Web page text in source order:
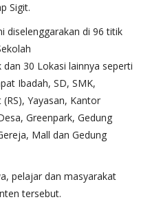
Sigit.
diselenggarakan di 96 titik
30 Lokasi lainnya seperti
Ibadah, SD, SMK,
Yayasan, Kantor
Greenpark, Gedung
Mall dan Gedung
pelajar dan masyarakat
tersebut.